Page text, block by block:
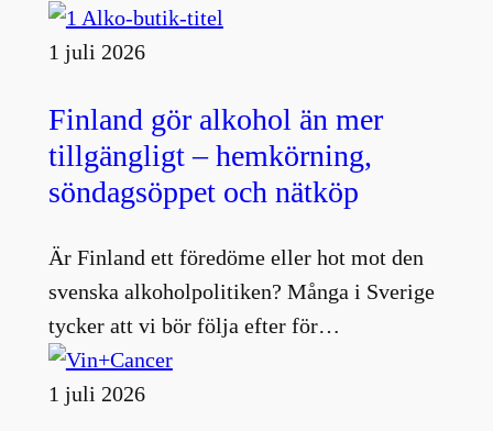
1 juli 2026
Finland gör alkohol än mer
tillgängligt – hemkörning,
söndagsöppet och nätköp
Är Finland ett föredöme eller hot mot den
svenska alkoholpolitiken? Många i Sverige
tycker att vi bör följa efter för…
1 juli 2026